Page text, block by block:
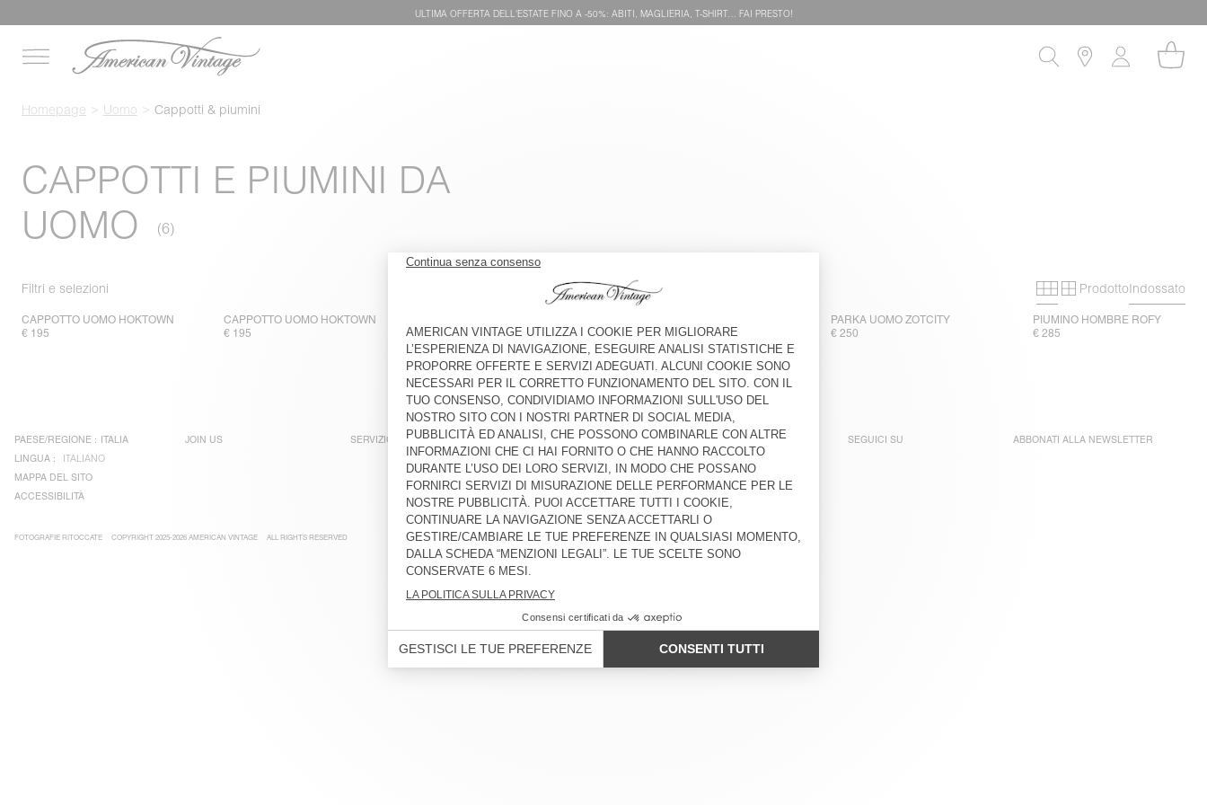
ULTIMA OFFERTA DELL'ESTATE FINO A -50%: ABITI, MAGLIERIA, T-SHIRT… FAI PRESTO!
Homepage Uomo Cappotti & piumini
CAPPOTTI E PIUMINI DA
UOMO
Filtri e selezioni Primary grid
Secondary grid
ProdottoIndossato
CAPPOTTO UOMO HOKTOWN
€ 195
CAPPOTTO UOMO HOKTOWN
€ 195
€ 195
€ 195
PARKA UOMO ZOTCITY
€ 250
PIUMINO HOMBRE ROFY
€ 285
PAESE/REGIONE : ITALIA
LINGUA :
ITALIANO
MAPPA DEL SITO
ACCESSIBILITÀ
JOIN US SERVIZIO CLIENTI TERMINI LEGALI I NOSTRI NEGOZI SEGUICI SU ABBONATI ALLA NEWSLETTER
FOTOGRAFIE RITOCCATE COPYRIGHT 2025-2026 AMERICAN VINTAGE ALL RIGHTS RESERVED